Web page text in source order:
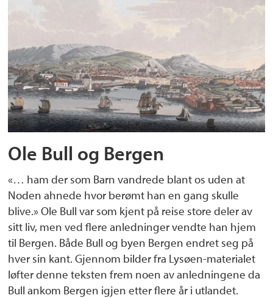
Ole Bull og Bergen
«… ham der som Barn vandrede blant os uden at
Noden ahnede hvor berømt han en gang skulle
blive.» Ole Bull var som kjent på reise store deler av
sitt liv, men ved flere anledninger vendte han hjem
til Bergen. Både Bull og byen Bergen endret seg på
hver sin kant. Gjennom bilder fra Lysøen-materialet
løfter denne teksten frem noen av anledningene da
Bull ankom Bergen igjen etter flere år i utlandet.